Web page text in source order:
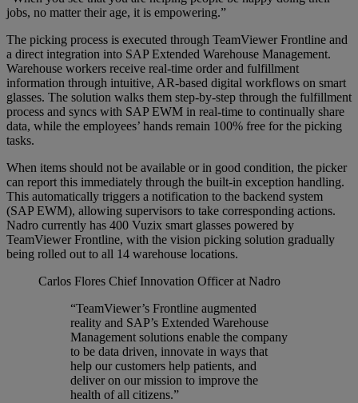
jobs, no matter their age, it is empowering.”
The picking process is executed through TeamViewer Frontline and
a direct integration into SAP Extended Warehouse Management.
Warehouse workers receive real-time order and fulfillment
information through intuitive, AR-based digital workflows on smart
glasses. The solution walks them step-by-step through the fulfillment
process and syncs with SAP EWM in real-time to continually share
data, while the employees’ hands remain 100% free for the picking
tasks.
When items should not be available or in good condition, the picker
can report this immediately through the built-in exception handling.
This automatically triggers a notification to the backend system
(SAP EWM), allowing supervisors to take corresponding actions.
Nadro currently has 400 Vuzix smart glasses powered by
TeamViewer Frontline, with the vision picking solution gradually
being rolled out to all 14 warehouse locations.
Carlos Flores Chief Innovation Officer at Nadro
“TeamViewer’s Frontline augmented
reality and SAP’s Extended Warehouse
Management solutions enable the company
to be data driven, innovate in ways that
help our customers help patients, and
deliver on our mission to improve the
health of all citizens.”